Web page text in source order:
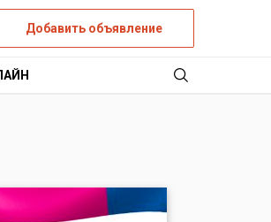
Добавить объявление